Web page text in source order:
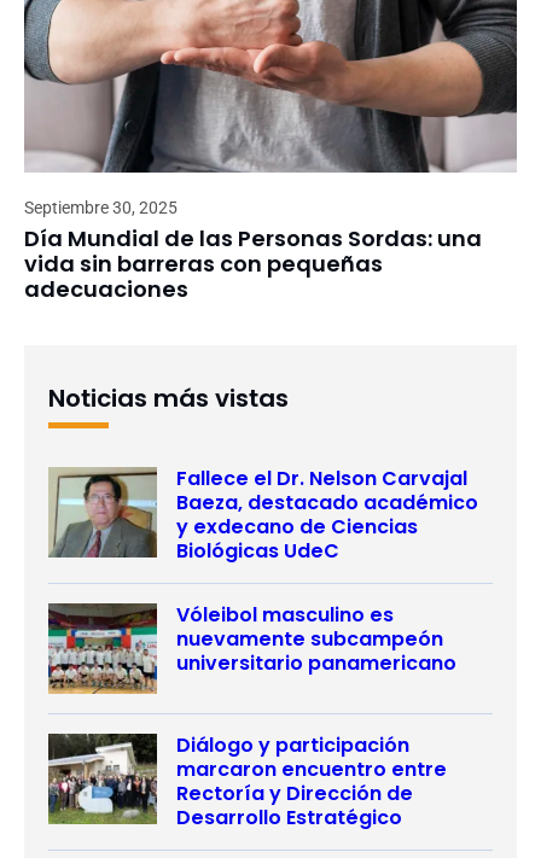
Septiembre 30, 2025
Día Mundial de las Personas Sordas: una
vida sin barreras con pequeñas
adecuaciones
Noticias más vistas
Fallece el Dr. Nelson Carvajal
Baeza, destacado académico
y exdecano de Ciencias
Biológicas UdeC
Vóleibol masculino es
nuevamente subcampeón
universitario panamericano
Diálogo y participación
marcaron encuentro entre
Rectoría y Dirección de
Desarrollo Estratégico